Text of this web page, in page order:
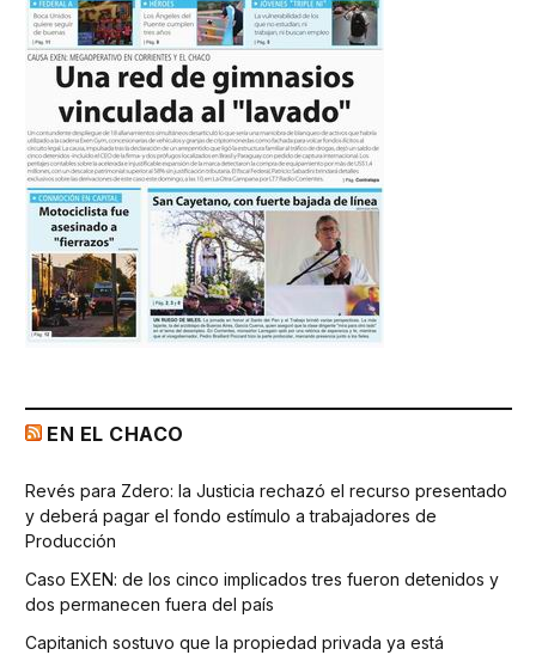
EN EL CHACO
Revés para Zdero: la Justicia rechazó el recurso presentado
y deberá pagar el fondo estímulo a trabajadores de
Producción
Caso EXEN: de los cinco implicados tres fueron detenidos y
dos permanecen fuera del país
Capitanich sostuvo que la propiedad privada ya está